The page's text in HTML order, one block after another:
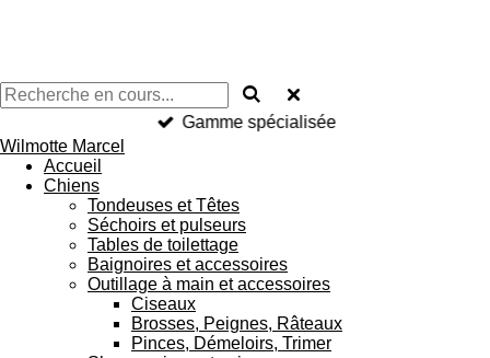
Gamme spécialisée
Wilmotte Marcel
Accueil
Chiens
Tondeuses et Têtes
Séchoirs et pulseurs
Tables de toilettage
Baignoires et accessoires
Outillage à main et accessoires
Ciseaux
Brosses, Peignes, Râteaux
Pinces, Démeloirs, Trimer